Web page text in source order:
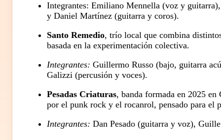
Integrantes: Emiliano Mennella (voz y
y Daniel Martínez (guitarra y coros).
Santo Remedio, trío local que combina
basada en la experimentación colectiva.
Integrantes: Guillermo Russo (bajo, guitarra
Galizzi (percusión y voces).
Pesadas Criaturas, banda formada en 2025
por el punk rock y el rocanrol, pensado para el
Integrantes: Dan Pesado (guitarra y voz),